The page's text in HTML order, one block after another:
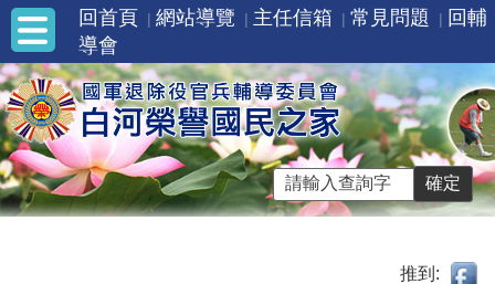
回首頁 網站導覽 主任信箱 常見問題
回輔
導會
推到: